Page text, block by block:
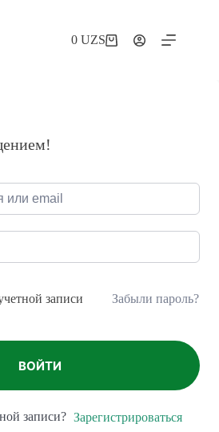
Корзина
0UZS
записи Забыли пароль?
ВОЙТИ
записи? Зарегистрироваться